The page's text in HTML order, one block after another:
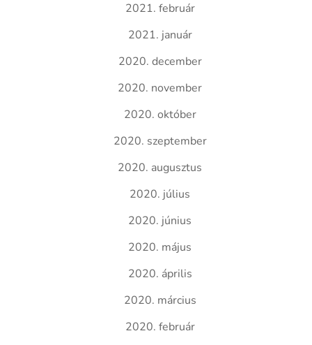
2021. február
2021. január
2020. december
2020. november
2020. október
2020. szeptember
2020. augusztus
2020. július
2020. június
2020. május
2020. április
2020. március
2020. február